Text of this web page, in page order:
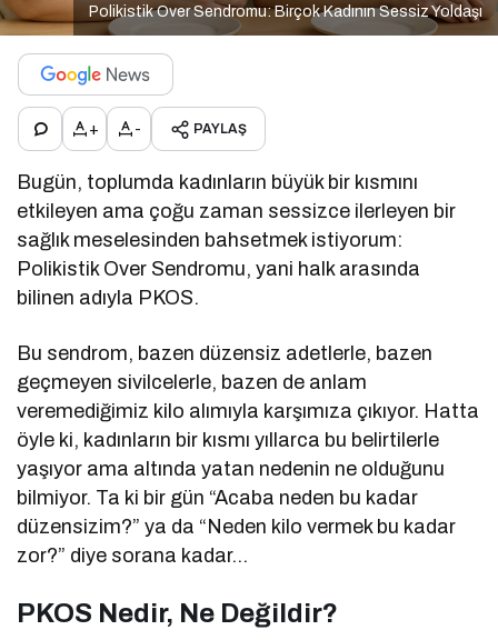
Polikistik Over Sendromu: Birçok Kadının Sessiz Yoldaşı
+ - PAYLAŞ
Bugün, toplumda kadınların büyük bir kısmını
etkileyen ama çoğu zaman sessizce ilerleyen bir
sağlık meselesinden bahsetmek istiyorum:
Polikistik Over Sendromu, yani halk arasında
bilinen adıyla PKOS.
Bu sendrom, bazen düzensiz adetlerle, bazen
geçmeyen sivilcelerle, bazen de anlam
veremediğimiz kilo alımıyla karşımıza çıkıyor. Hatta
öyle ki, kadınların bir kısmı yıllarca bu belirtilerle
yaşıyor ama altında yatan nedenin ne olduğunu
bilmiyor. Ta ki bir gün “Acaba neden bu kadar
düzensizim?” ya da “Neden kilo vermek bu kadar
zor?” diye sorana kadar…
PKOS Nedir, Ne Değildir?